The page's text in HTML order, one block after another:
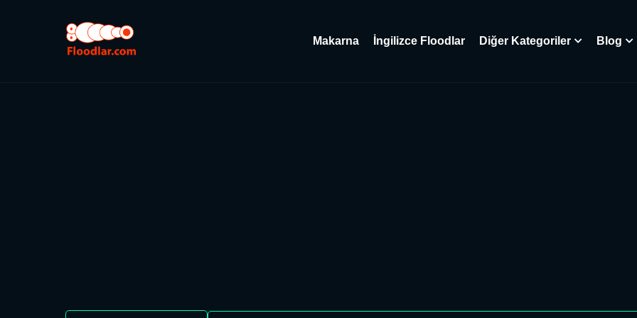
Makarna İngilizce Floodlar Diğer Kategoriler Blog